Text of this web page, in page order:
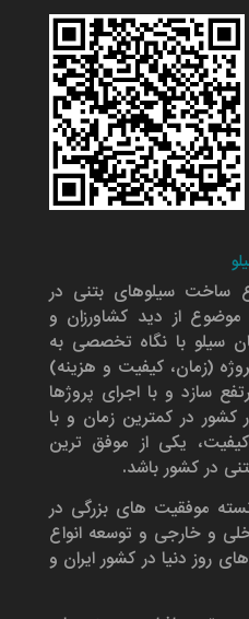
ساخت سیلوهای بتنی در
از دید کشاورزان و
سیلو با نگاه تخصصی به
(زمان، کیفیت و هزینه)
سازد و با اجرای پروژها
در کمترین زمان و با
یکی از موفق ترین
در کشور باشد.
موفقیت های بزرگی در
و خارجی و توسعه انواع
روز دنیا در کشور ایران و